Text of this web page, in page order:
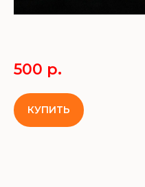
500 р.
КУПИТЬ